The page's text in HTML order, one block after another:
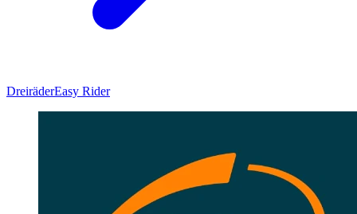
DreiräderEasy Rider